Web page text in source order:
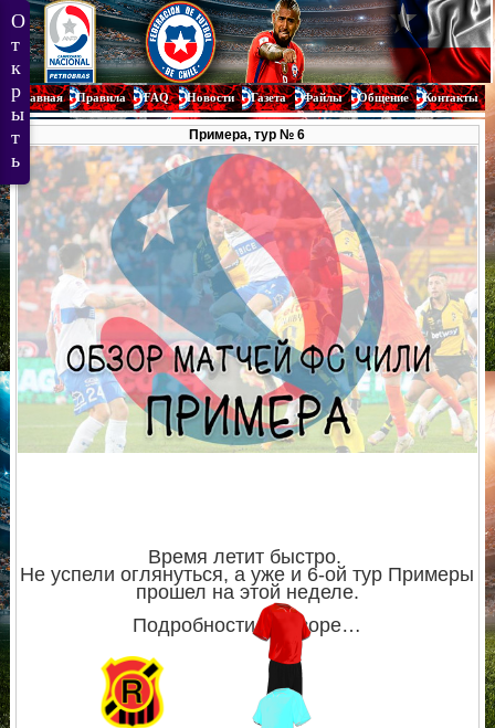
Главная Правила FAQ Новости Газета Файлы Общение Контакты
Примера, тур № 6
Время летит быстро.
Не успели оглянуться, а уже и 6-ой тур Примеры
прошел на этой неделе.
Подробности в обзоре…